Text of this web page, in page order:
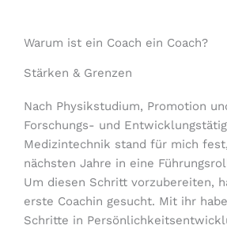
Warum ist ein Coach ein Coach?
Stärken & Grenzen
Nach Physikstudium, Promotion
Forschungs- und
Medizintechnik stand für mich
nächsten Jahre in eine
Um diesen Schritt vorzubereiten,
erste Coachin gesucht. Mit ihr
Schritte in